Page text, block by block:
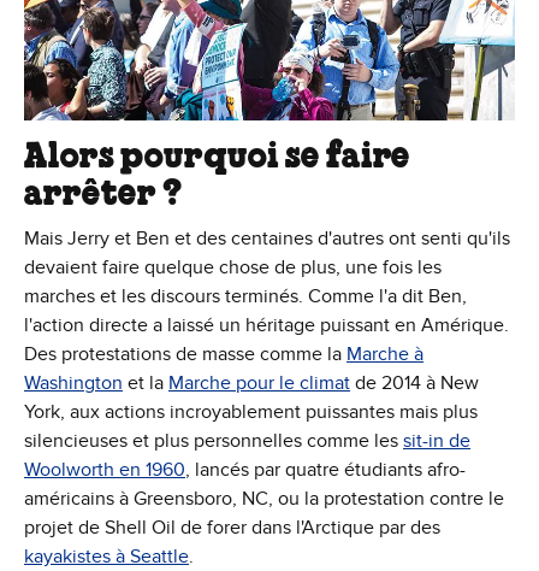
Alors pourquoi se faire
arrêter ?
Mais Jerry et Ben et des centaines d'autres ont senti qu'ils
devaient faire quelque chose de plus, une fois les
marches et les discours terminés. Comme l'a dit Ben,
l'action directe a laissé un héritage puissant en Amérique.
Des protestations de masse comme la Marche à
Washington et la Marche pour le climat de 2014 à New
York, aux actions incroyablement puissantes mais plus
silencieuses et plus personnelles comme les sit-in de
Woolworth en 1960, lancés par quatre étudiants afro-
américains à Greensboro, NC, ou la protestation contre le
projet de Shell Oil de forer dans l'Arctique par des
kayakistes à Seattle.